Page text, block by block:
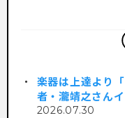
楽器は上達より
者・瀧靖之さん
2026.07.30